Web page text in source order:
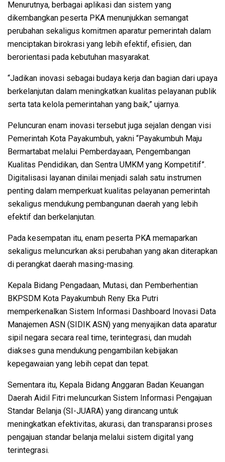
Menurutnya, berbagai aplikasi dan sistem yang
dikembangkan peserta PKA menunjukkan semangat
perubahan sekaligus komitmen aparatur pemerintah dalam
menciptakan birokrasi yang lebih efektif, efisien, dan
berorientasi pada kebutuhan masyarakat.
“Jadikan inovasi sebagai budaya kerja dan bagian dari upaya
berkelanjutan dalam meningkatkan kualitas pelayanan publik
serta tata kelola pemerintahan yang baik,” ujarnya.
Peluncuran enam inovasi tersebut juga sejalan dengan visi
Pemerintah Kota Payakumbuh, yakni “Payakumbuh Maju
Bermartabat melalui Pemberdayaan, Pengembangan
Kualitas Pendidikan, dan Sentra UMKM yang Kompetitif”.
Digitalisasi layanan dinilai menjadi salah satu instrumen
penting dalam memperkuat kualitas pelayanan pemerintah
sekaligus mendukung pembangunan daerah yang lebih
efektif dan berkelanjutan.
Pada kesempatan itu, enam peserta PKA memaparkan
sekaligus meluncurkan aksi perubahan yang akan diterapkan
di perangkat daerah masing-masing.
Kepala Bidang Pengadaan, Mutasi, dan Pemberhentian
BKPSDM Kota Payakumbuh Reny Eka Putri
memperkenalkan Sistem Informasi Dashboard Inovasi Data
Manajemen ASN (SIDIK ASN) yang menyajikan data aparatur
sipil negara secara real time, terintegrasi, dan mudah
diakses guna mendukung pengambilan kebijakan
kepegawaian yang lebih cepat dan tepat.
Sementara itu, Kepala Bidang Anggaran Badan Keuangan
Daerah Aidil Fitri meluncurkan Sistem Informasi Pengajuan
Standar Belanja (SI-JUARA) yang dirancang untuk
meningkatkan efektivitas, akurasi, dan transparansi proses
pengajuan standar belanja melalui sistem digital yang
terintegrasi.